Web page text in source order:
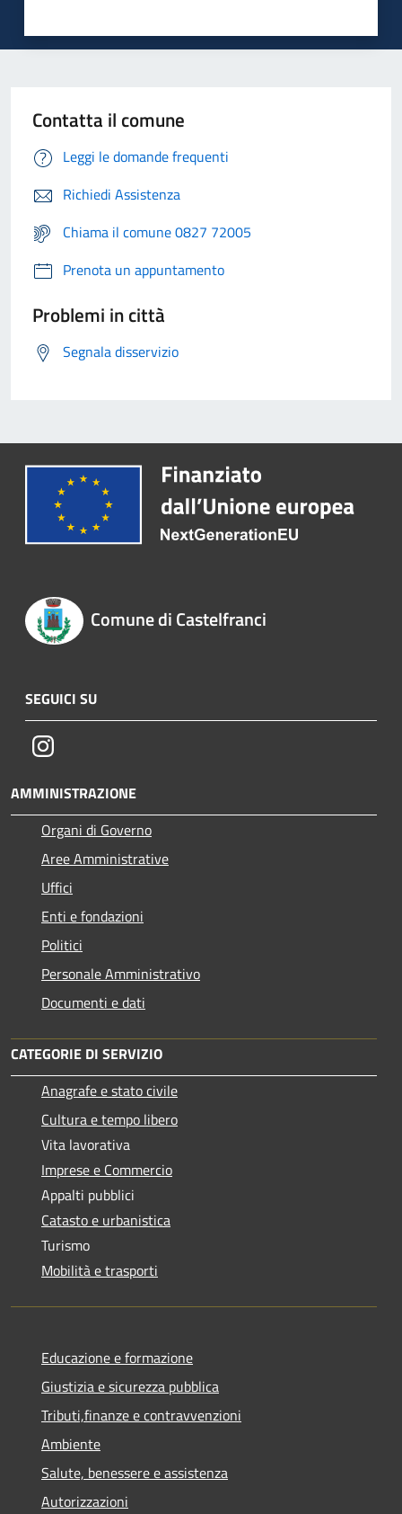
Contatta il comune
Leggi le domande frequenti
Richiedi Assistenza
Chiama il comune 0827 72005
Prenota un appuntamento
Problemi in città
Segnala disservizio
Comune di Castelfranci
SEGUICI SU
Instagram
AMMINISTRAZIONE
Organi di Governo
Aree Amministrative
Uffici
Enti e fondazioni
Politici
Personale Amministrativo
Documenti e dati
CATEGORIE DI SERVIZIO
Anagrafe e stato civile
Cultura e tempo libero
Vita lavorativa
Imprese e Commercio
Appalti pubblici
Catasto e urbanistica
Turismo
Mobilità e trasporti
Educazione e formazione
Giustizia e sicurezza pubblica
Tributi,finanze e contravvenzioni
Ambiente
Salute, benessere e assistenza
Autorizzazioni